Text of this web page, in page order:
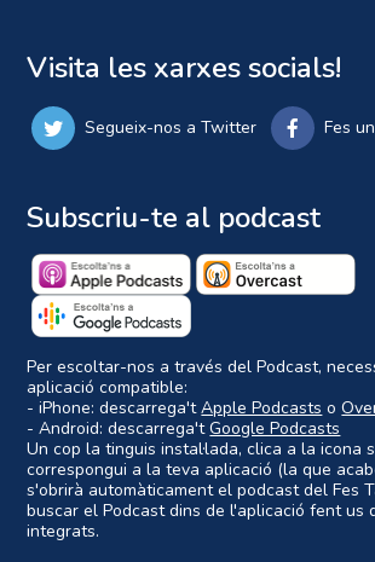
Visita les xarxes socials!
Segueix-nos a Twitter Fes
Subscriu-te al podcast
Per escoltar-nos a través del Podcast,
aplicació compatible:
- iPhone: descarrega'tApple Podcasts o
- Android: descarrega'tGoogle Podcasts
Un cop la tinguis instal·lada, clica a la icona
correspongui a la teva aplicació (la que
s'obrirà automàticament el podcast del Fes
buscar el Podcast dins de l'aplicació fent us
integrats.